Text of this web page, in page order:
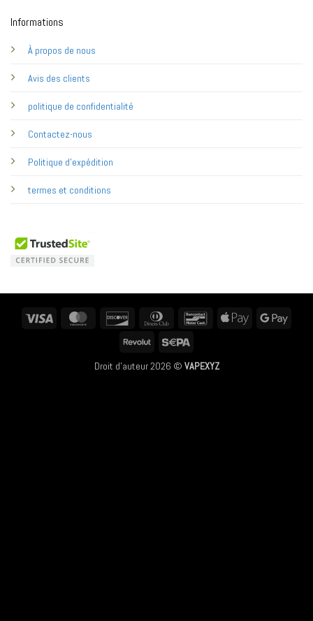
Informations
À propos de nous
Avis des clients
politique de confidentialité
Contactez-nous
Politique d'expédition
termes et conditions
MasterCard Discover
Dinners
BancontactApple
Revolut
Droit d'auteur 2026 © VAPEXYZ